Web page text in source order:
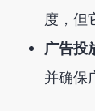
度，但
广告投
并确保